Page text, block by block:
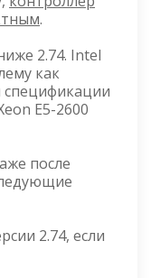
.
2.74. Intel
как
спецификации
E5-2600
после
2.74, если